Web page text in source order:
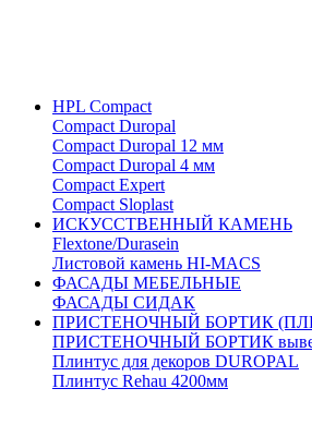
HPL Compact
Compact Duropal
Compact Duropal 12 мм
Compact Duropal 4 мм
Compact Expert
Compact Sloplast
ИСКУССТВЕННЫЙ КАМЕНЬ
Flextone/Durasein
Листовой камень HI-MACS
ФАСАДЫ МЕБЕЛЬНЫЕ
ФАСАДЫ СИДАК
ПРИСТЕНОЧНЫЙ БОРТИК
ПРИСТЕНОЧНЫЙ БОРТИК
Плинтус для декоров DUROPAL
Плинтус Rehau 4200мм